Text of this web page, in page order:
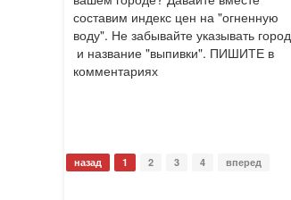
составим индекс цен на "огненную
воду". Не забывайте указывать город
и название "выпивки". ПИШИТЕ в
комментариях
назад 1 2 3 4 вперед